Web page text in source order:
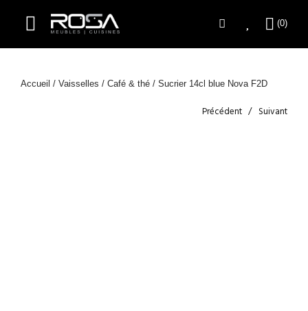
Accueil / Vaisselles / Café & thé / Sucrier 14cl blue Nova F2D
Précédent Suivant